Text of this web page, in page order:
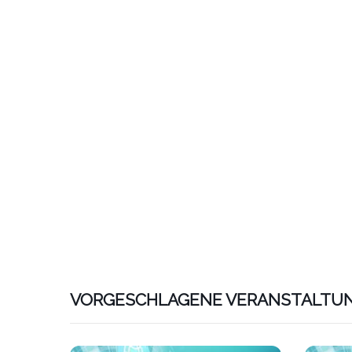
VORGESCHLAGENE